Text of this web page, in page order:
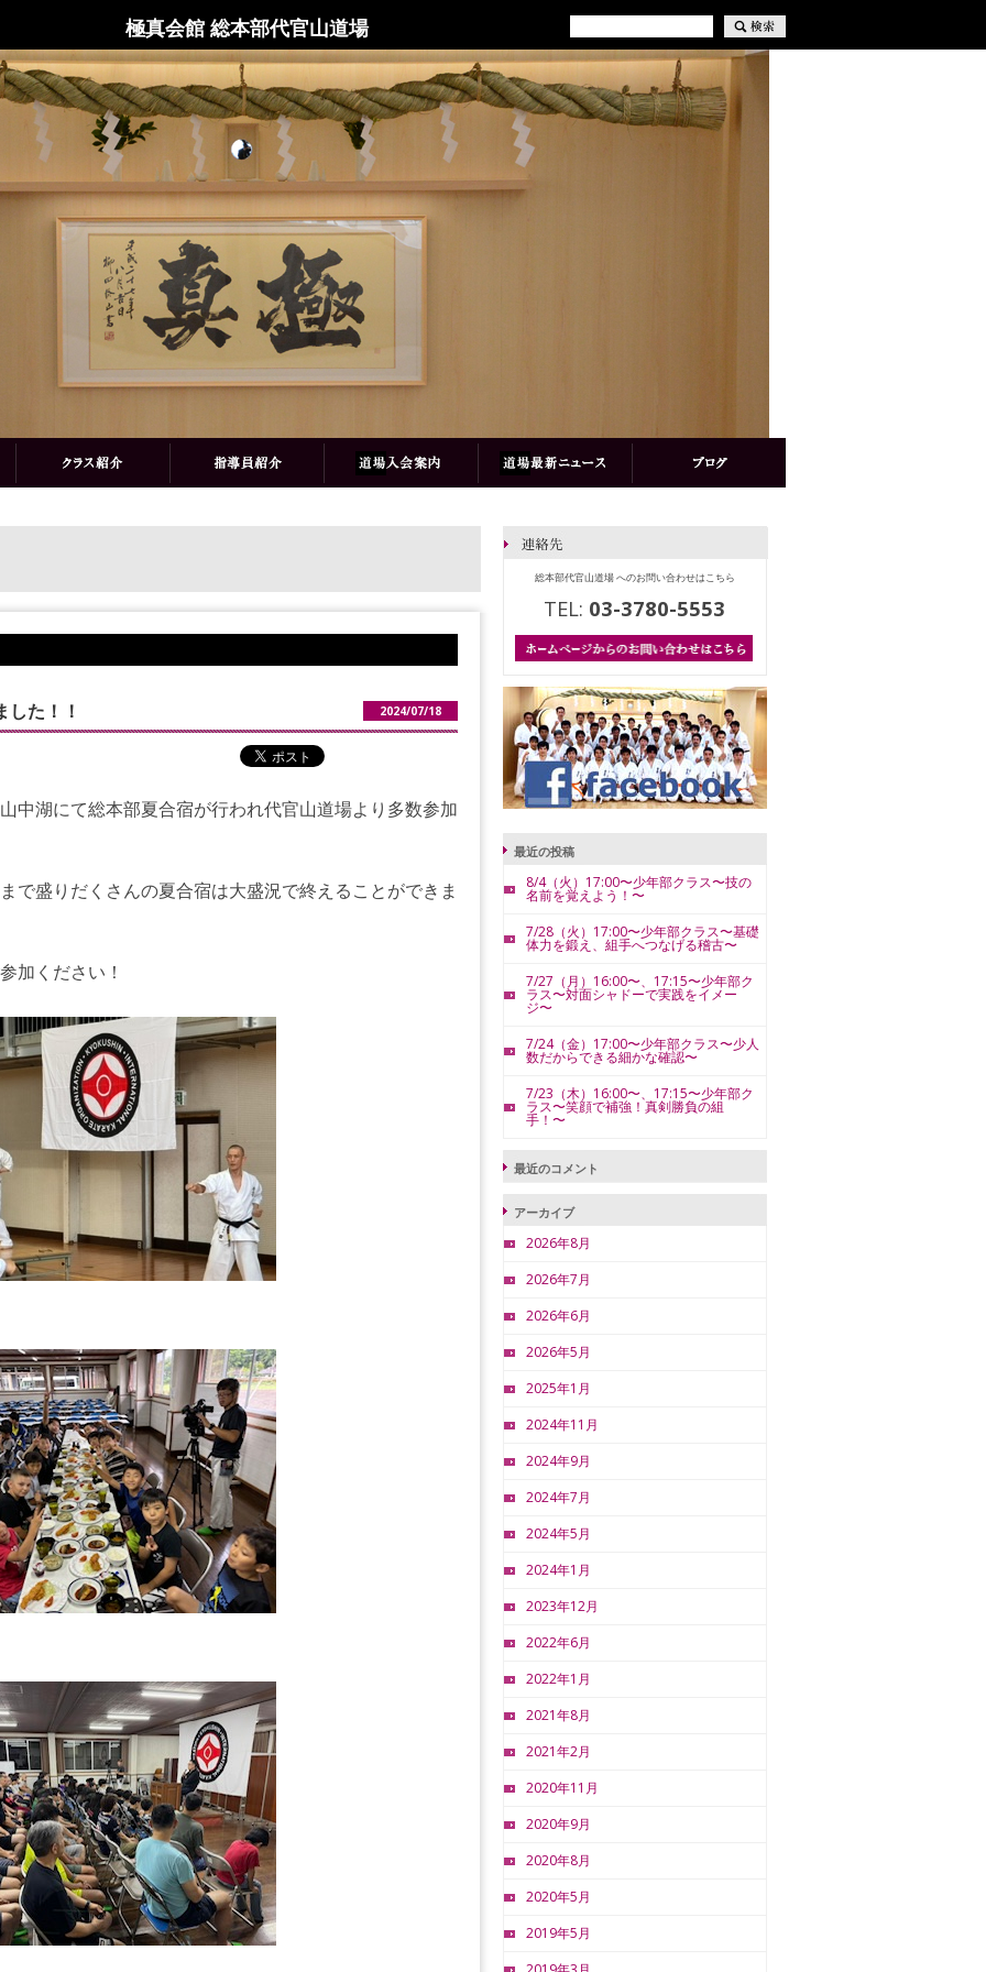
極真会館 総本部代官山道場
た！！ 2024/07/18
中湖にて総本部夏合宿が行われ代官山道場より多数参加
で盛りだくさんの夏合宿は大盛況で終えることができま
加ください！
総本部代官山道場 へのお問い合わせはこちら
TEL: 03-3780-5553
最近の投稿
8/4（火）17:00〜少年部クラス〜技の
名前を覚えよう！〜
7/28（火）17:00〜少年部クラス〜基礎
体力を鍛え、組手へつなげる稽古〜
7/27（月）16:00〜、17:15〜少年部ク
ラス〜対面シャドーで実践をイメー
ジ〜
7/24（金）17:00〜少年部クラス〜少人
数だからできる細かな確認〜
7/23（木）16:00〜、17:15〜少年部ク
ラス〜笑顔で補強！真剣勝負の組
手！〜
最近のコメント
アーカイブ
2026年8月
2026年7月
2026年6月
2026年5月
2025年1月
2024年11月
2024年9月
2024年7月
2024年5月
2024年1月
2023年12月
2022年6月
2022年1月
2021年8月
2021年2月
2020年11月
2020年9月
2020年8月
2020年5月
2019年5月